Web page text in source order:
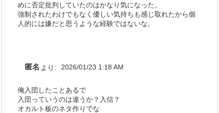
めに否定批判していたのはかなり気になった。
強制されたわけでもなく優しい気持ちも感じ取れたから個
人的には嫌だと思うような経験ではないな。
匿名 より: 2026/01/23 1:18 AM
俺入団したことあるで
入団っていうのは違うか？入信？
オカルト板のネタ作りでな